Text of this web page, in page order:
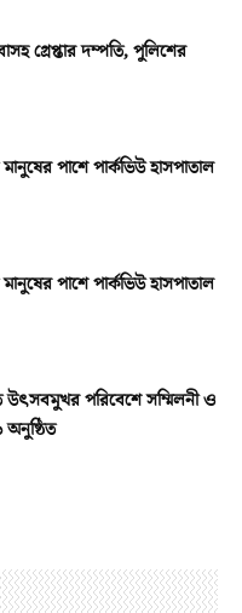
গ্রেপ্তার দম্পতি, পুলিশের
পাশে পার্কভিউ হাসপাতাল
পাশে পার্কভিউ হাসপাতাল
উৎসবমুখর পরিবেশে সম্মিলনী ও
অনুষ্ঠিত